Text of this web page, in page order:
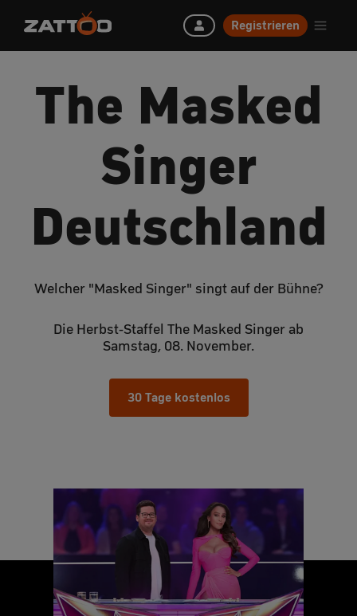
Registrieren
The Masked
Singer
Deutschland
Welcher "Masked Singer" singt auf der Bühne?
Die Herbst-Staffel The Masked Singer ab
Samstag, 08. November.
30 Tage kostenlos